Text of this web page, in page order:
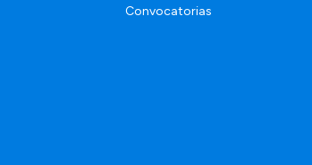
Convocatorias